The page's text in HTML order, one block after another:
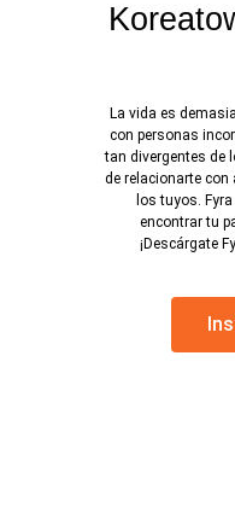
La vida es
con personas
tan divergentes de
de relacionarte con
los tuyos.
encontrar tu
¡Descárgate